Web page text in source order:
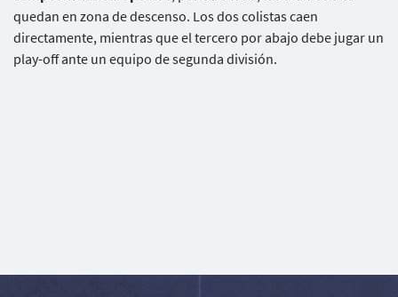
quedan en zona de descenso. Los dos colistas caen
directamente, mientras que el tercero por abajo debe jugar un
play-off ante un equipo de segunda división.